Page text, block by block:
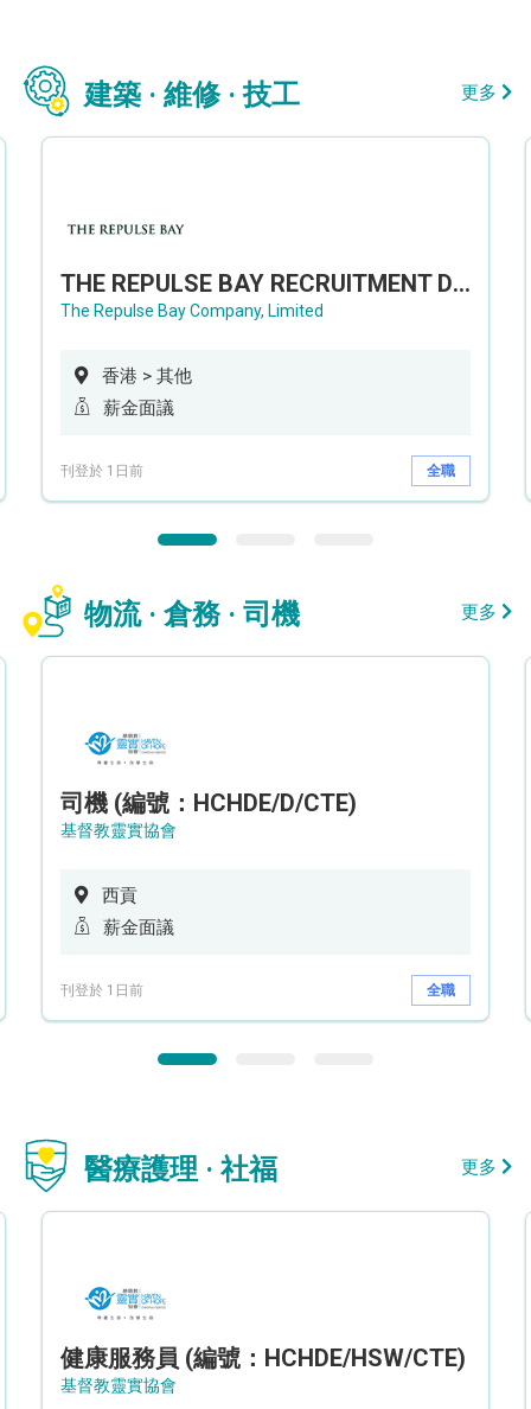
建築 · 維修 · 技工 更多
THE REPULSE BAY RECRUITMENT DAY 淺水灣影灣園人才招聘會
The Repulse Bay Company, Limited
香港 > 其他
薪金面議
刊登於 1日前 全職
物流 · 倉務 · 司機 更多
司機 (編號：HCHDE/D/CTE)
基督教靈實協會
西貢
薪金面議
刊登於 1日前 全職
醫療護理 · 社福 更多
健康服務員 (編號：HCHDE/HSW/CTE)
基督教靈實協會